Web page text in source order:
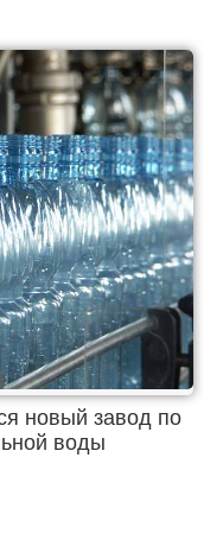
новый завод по
воды